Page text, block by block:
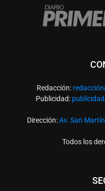
Redacción: redacció
Publicidad:
Dirección:Av. San
Todos los